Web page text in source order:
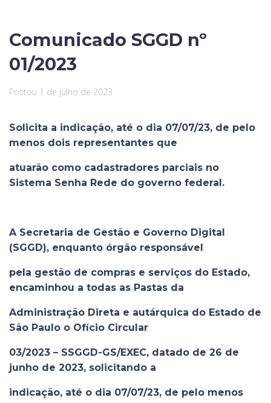
Comunicado SGGD nº
01/2023
Postou 1 de julho de 2023
Solicita a indicação, até o dia 07/07/23, de pelo
menos dois representantes que
atuarão como cadastradores parciais no
Sistema Senha Rede do governo federal.
A Secretaria de Gestão e Governo Digital
(SGGD), enquanto órgão responsável
pela gestão de compras e serviços do Estado,
encaminhou a todas as Pastas da
Administração Direta e autárquica do Estado de
São Paulo o Ofício Circular
03/2023 – SSGGD-GS/EXEC, datado de 26 de
junho de 2023, solicitando a
indicação, até o dia 07/07/23, de pelo menos